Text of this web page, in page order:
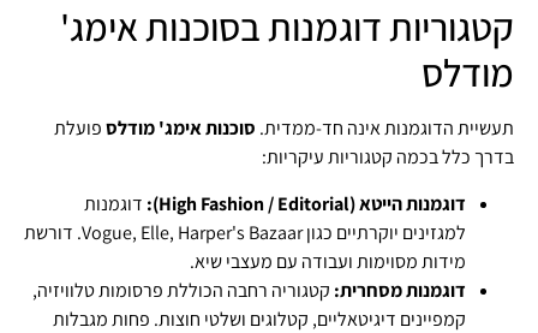
קטגוריות דוגמנות בסוכנות אימג'
מודלס
תעשיית הדוגמנות אינה חד-ממדית. סוכנות אימג' מודלספועלת
בדרך כלל בכמה קטגוריות עיקריות:
דוגמנות הייטא (High Fashion / Editorial):
דוגמנות
למגזינים יוקרתיים כגון Vogue, Elle, Harper's Bazaar. דורשת
מידות מסוימות ועבודה עם מעצבי שיא.
דוגמנות מסחרית: קטגוריה רחבה הכוללת פרסומות טלוויזיה,
קמפיינים דיגיטאליים, קטלוגים ושלטי חוצות. פחות מגבלות